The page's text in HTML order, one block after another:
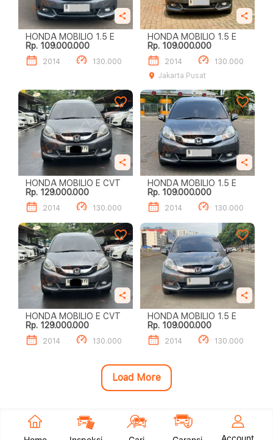
HONDA MOBILIO 1.5 E
Rp. 109.000.000
2014 130.000
HONDA MOBILIO 1.5 E
Rp. 109.000.000
2014
130.000
Jakarta Pusat
HONDA MOBILIO E CVT
Rp. 129.000.000
2014 130.000
HONDA MOBILIO 1.5 E
Rp. 109.000.000
2014 130.000
HONDA MOBILIO E CVT
Rp. 129.000.000
2014 130.000
HONDA MOBILIO 1.5 E
Rp. 109.000.000
2014 130.000
Load More
Account